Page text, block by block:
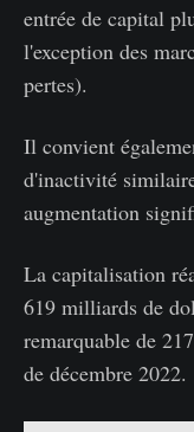
entrée de capital
l'exception des
pertes).
Il convient
d'inactivité
augmentation
La capitalisation
619 milliards de
remarquable de
de décembre 2022.